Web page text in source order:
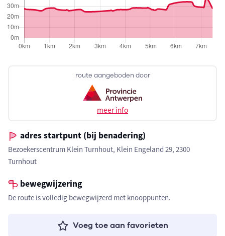
route aangeboden door
meer info
adres startpunt (bij benadering)
Bezoekerscentrum Klein Turnhout, Klein Engeland 29, 2300
Turnhout
bewegwijzering
De route is volledig bewegwijzerd met knooppunten.
Voeg toe aan favorieten